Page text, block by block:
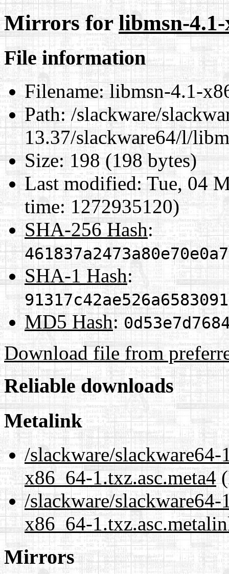
Mirrors forlibmsn-
File information
Filename:libmsn-4.1-
Path:/slackware/
13.37/slackware64/l/
Size:198 (198 bytes)
Last modified:Tue, 04
time: 1272935120)
SHA-256 Hash:
SHA-1 Hash:
MD5 Hash:
Download file from
Reliable downloads
Metalink
/slackware/
x86_64-1.txz.asc.meta4
/slackware/
x86_64-
Mirrors